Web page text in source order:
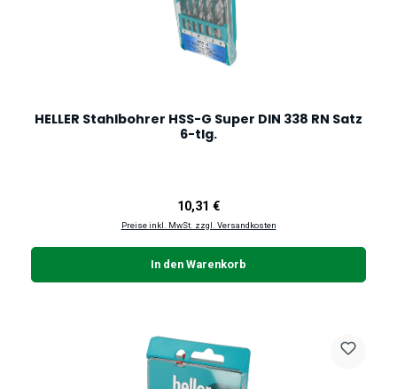
HELLER Stahlbohrer HSS-G Super DIN 338 RN Satz
6-tlg.
Regulärer Preis:
10,31 €
Preise inkl. MwSt. zzgl. Versandkosten
In den Warenkorb